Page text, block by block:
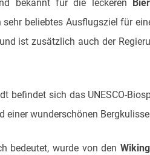
bekannt für die leckeren
beliebtes Ausflugsziel für
ist zusätzlich auch der
befindet sich das UNESCO-
wunderschönen
bedeutet, wurde von den